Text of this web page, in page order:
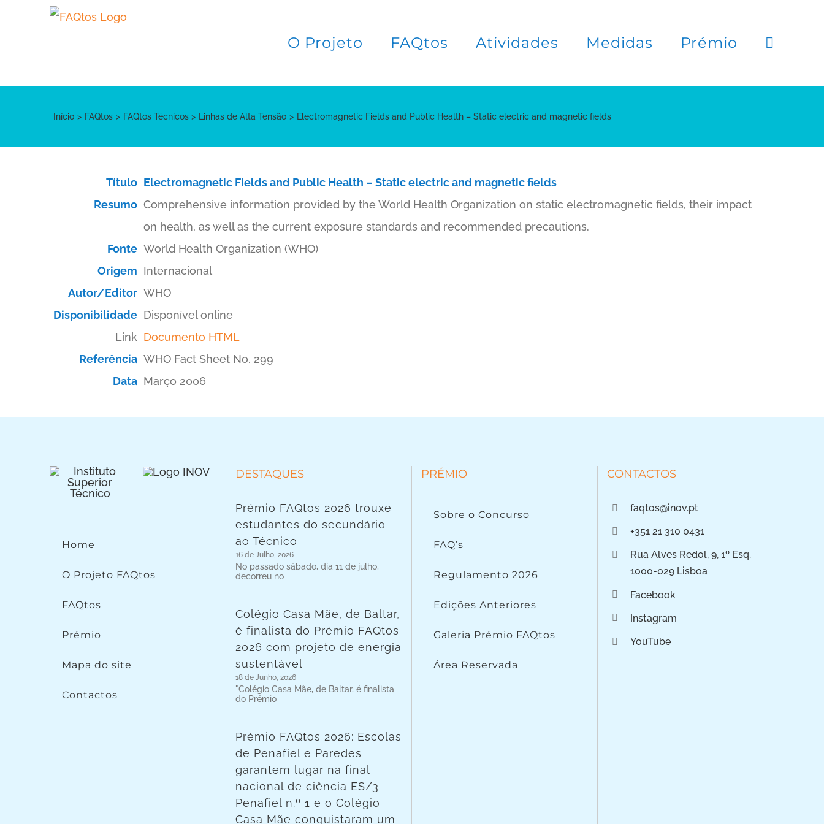
O Projeto FAQtos Atividades Medidas Prémio
Início FAQtos FAQtos Técnicos Linhas de Alta Tensão Electromagnetic Fields and Public Health – Static electric and magnetic fields
Título Electromagnetic Fields and Public Health – Static electric and magnetic fields
Resumo Comprehensive information provided by the World Health Organization on static electromagnetic fields, their impact
on health, as well as the current exposure standards and recommended precautions.
Fonte World Health Organization (WHO)
Origem Internacional
Autor/Editor WHO
Disponibilidade Disponível online
Link Documento HTML
Referência WHO Fact Sheet No. 299
Data Março 2006
Home
O Projeto FAQtos
FAQtos
Prémio
Mapa do site
Contactos
DESTAQUES
Prémio FAQtos 2026 trouxe
estudantes do secundário
ao Técnico
16 de Julho, 2026
No passado sábado, dia 11 de julho,
decorreu no
Colégio Casa Mãe, de Baltar,
é finalista do Prémio FAQtos
2026 com projeto de energia
sustentável
18 de Junho, 2026
"Colégio Casa Mãe, de Baltar, é finalista
do Prémio
Prémio FAQtos 2026: Escolas
de Penafiel e Paredes
garantem lugar na final
nacional de ciência ES/3
Penafiel n.º 1 e o Colégio
Casa Mãe conquistaram um
PRÉMIO
Sobre o Concurso
FAQ’s
Regulamento 2026
Edições Anteriores
Galeria Prémio FAQtos
Área Reservada
CONTACTOS
faqtos@inov.pt
+351 21 310 0431
Rua Alves Redol, 9, 1º Esq.
1000-029 Lisboa
Facebook
Instagram
YouTube